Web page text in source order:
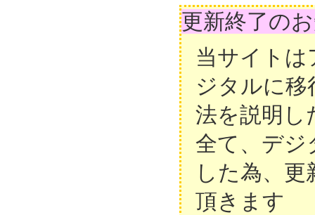
更新終了の
当サイト
ジタルに移
法を説明し
全て、デジ
した為、
頂きます